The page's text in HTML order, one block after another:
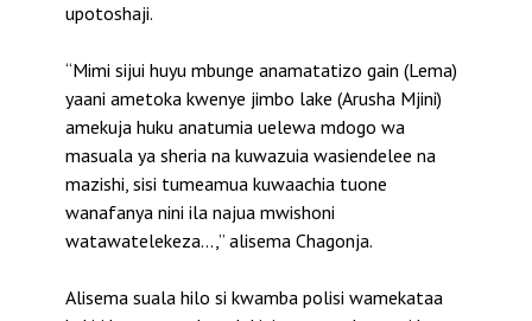
upotoshaji.
“Mimi sijui huyu mbunge anamatatizo gain (Lema)
yaani ametoka kwenye jimbo lake (Arusha Mjini)
amekuja huku anatumia uelewa mdogo wa
masuala ya sheria na kuwazuia wasiendelee na
mazishi, sisi tumeamua kuwaachia tuone
wanafanya nini ila najua mwishoni
watawatelekeza…,” alisema Chagonja.
Alisema suala hilo si kwamba polisi wamekataa